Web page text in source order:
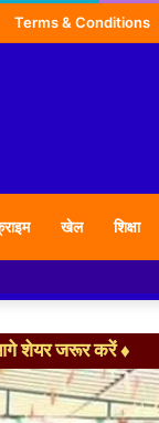
Terms & Conditions
खेल शिक्षा
शेयर जरूर करें ♦